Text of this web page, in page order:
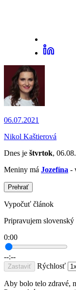
06.07.2021
Nikol Kaštierová
Dnes je štvrtok,
Meniny má Jozefína -
Prehrať
Vypočuť článok
Pripravujem slovenský
0:00
--:--
Zastaviť Rýchlosť
Aby bolo telo zdravé,